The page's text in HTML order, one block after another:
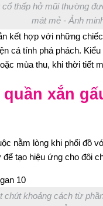
thấp hở mũi thường
mát mẻ - Ảnh
kết hợp với những
cá tính phá phách.
mùa thu, khi thời tiết
xắn
nằm lòng khi phối đồ
tạo hiệu ứng cho đôi
chút khoảng cách từ